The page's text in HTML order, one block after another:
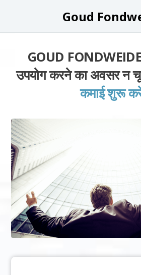
Goud
GOUD FONDWEIDE
उपयोग करने का अवसर न
कमाई शुरू